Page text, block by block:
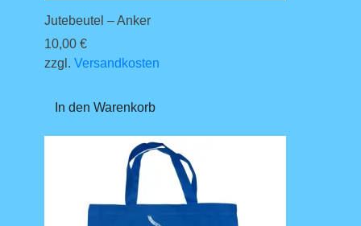
Jutebeutel – Anker
10,00 €
zzgl. Versandkosten
In den Warenkorb